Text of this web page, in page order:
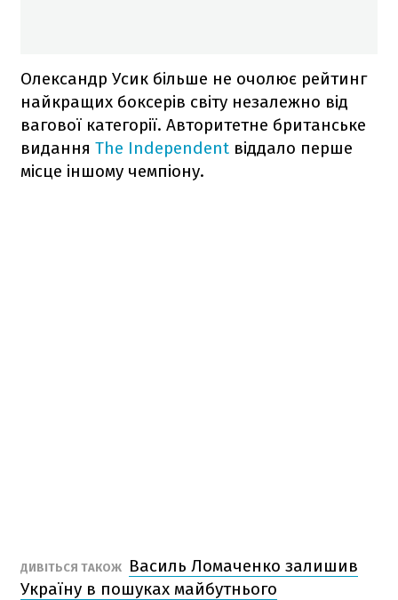
Олександр Усик більше не очолює рейтинг
найкращих боксерів світу незалежно від
вагової категорії. Авторитетне британське
видання The Independent віддало перше
місце іншому чемпіону.
ДИВІТЬСЯ ТАКОЖ
Василь Ломаченко залишив
Україну в пошуках майбутнього